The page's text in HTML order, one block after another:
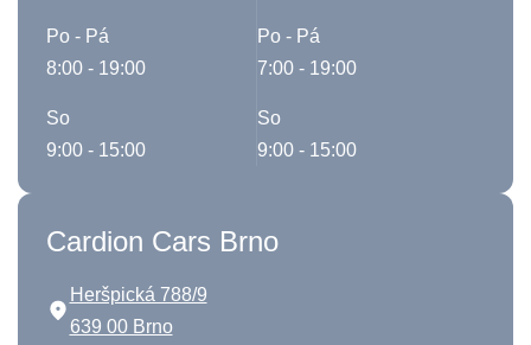
Po - Pá
8:00 - 19:00
So
9:00 - 15:00
Po - Pá
7:00 - 19:00
So
9:00 - 15:00
Cardion Cars Brno
Heršpická 788/9
639 00 Brno